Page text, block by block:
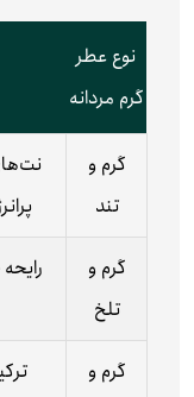
نوع عطر
گرم مردانه
گرم و
تند
گرم و
تلخ
گرم و